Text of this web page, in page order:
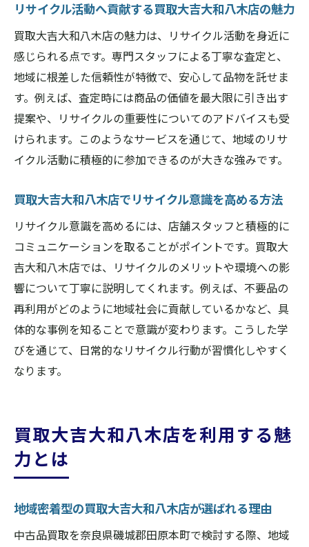
リサイクル活動へ貢献する買取大吉大和八木店の魅力
買取大吉大和八木店の魅力は、リサイクル活動を身近に
感じられる点です。専門スタッフによる丁寧な査定と、
地域に根差した信頼性が特徴で、安心して品物を託せま
す。例えば、査定時には商品の価値を最大限に引き出す
提案や、リサイクルの重要性についてのアドバイスも受
けられます。このようなサービスを通じて、地域のリサ
イクル活動に積極的に参加できるのが大きな強みです。
買取大吉大和八木店でリサイクル意識を高める方法
リサイクル意識を高めるには、店舗スタッフと積極的に
コミュニケーションを取ることがポイントです。買取大
吉大和八木店では、リサイクルのメリットや環境への影
響について丁寧に説明してくれます。例えば、不要品の
再利用がどのように地域社会に貢献しているかなど、具
体的な事例を知ることで意識が変わります。こうした学
びを通じて、日常的なリサイクル行動が習慣化しやすく
なります。
買取大吉大和八木店を利用する魅
力とは
地域密着型の買取大吉大和八木店が選ばれる理由
中古品買取を奈良県磯城郡田原本町で検討する際、地域